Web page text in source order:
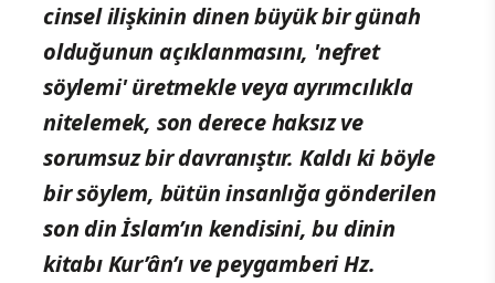
cinsel ilişkinin dinen büyük bir günah
olduğunun açıklanmasını, 'nefret
söylemi' üretmekle veya ayrımcılıkla
nitelemek, son derece haksız ve
sorumsuz bir davranıştır. Kaldı ki böyle
bir söylem, bütün insanlığa gönderilen
son din İslam’ın kendisini, bu dinin
kitabı Kur’ân’ı ve peygamberi Hz.